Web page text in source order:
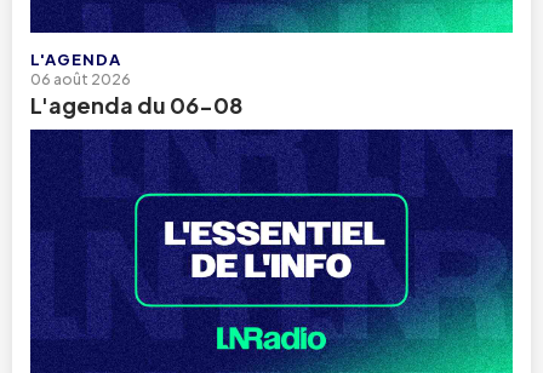
L'AGENDA
06 août 2026
L'agenda du 06-08